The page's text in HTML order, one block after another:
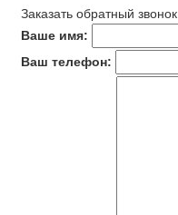
Заказать обратный звонок
Ваше имя:
Ваш телефон: